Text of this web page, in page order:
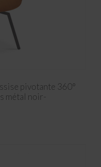
pivotante 360°
métal noir-